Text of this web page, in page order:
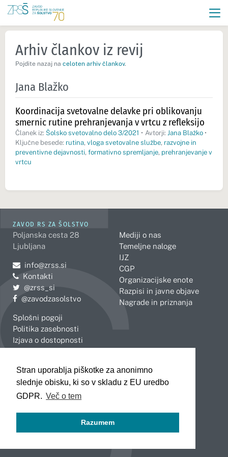
Stran uporablja piškotke za anonimno
slednje obisku, ki so v skladu z EU uredbo
GDPR. Več o tem
Razumem
Arhiv člankov iz revij
Pojdite nazaj na celoten arhiv člankov.
Jana Blažko
Koordinacija svetovalne delavke pri oblikovanju
smernic rutine prehranjevanja v vrtcu z refleksijo
Članek iz: Šolsko svetovalno delo 3/2021 • Avtorji: Jana Blažko •
Ključne besede: rutina, vloga svetovalne službe, razvojne in
preventivne dejavnosti, formativno spremljanje, prehranjevanje v
vrtcu
ZAVOD RS ZA ŠOLSTVO
Poljanska cesta 28
Ljubljana
Pošljite e-mail na
info@zrss.si
Kontakti
Pojdite na Twitter:
@zrss_si
Pojdite na Facebook:
@zavodzasolstvo
Splošni pogoji
Politika zasebnosti
Izjava o dostopnosti
Mediji o nas
Temeljne naloge
IJZ
CGP
Organizacijske enote
Razpisi in javne objave
Nagrade in priznanja
Celje
Koper
Kranj
Novo mesto
Slovenj Gradec